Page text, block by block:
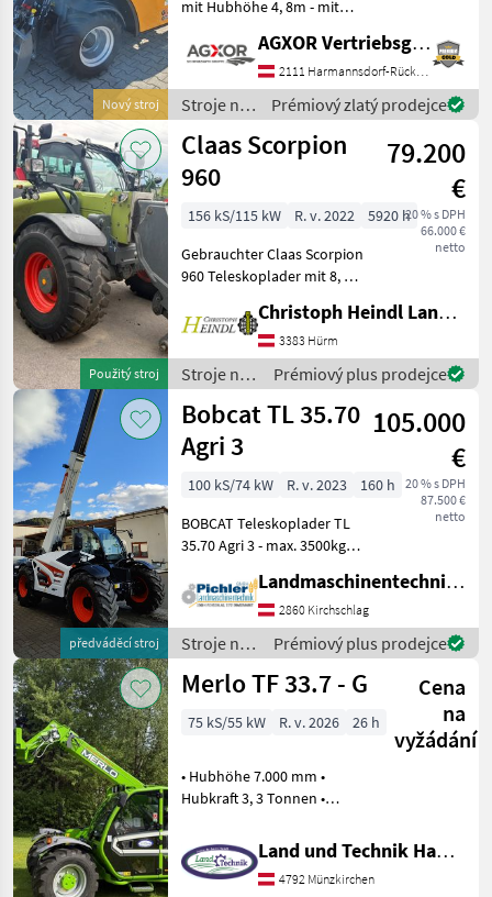
Nový stroj
mit Hubhöhe 4, 8m - mit
Zusatzgewicht ca.1.600kg
mit Zusatzgewicht ca.
1.900kg - mit Motorentyp
Kubota D1803 CR (3 Zyli
AGXOR Vertriebsgesellschaft Ost GmbH
2111 Harmannsdorf-Rückersdorf
Stroje na
stavbu /
Giant
Prémiový zlatý prodejce
Použitý stroj
Claas Scorpion
960
79.200
€
20 % s DPH
66.000 €
netto
156 kS/115 kW R. v. 2022
5920 h
Gebrauchter Claas Scorpion
960 Teleskoplader mit 8, 79
kg Hubkraft Frisch serviciert
- Top gewartet! - CLAAS
Werkzeugträger,
hydraulisch
Christoph Heindl Landtechnik GmbH, Inning
3383 Hürm
Stroje na
stavbu /
Claas
Prémiový plus prodejce
předváděcí stroj
Bobcat TL 35.70
Agri 3
105.000
€
20 % s DPH
87.500 €
netto
100 kS/74 kW R. v. 2023
160 h
BOBCAT Teleskoplader TL
35.70 Agri 3 - max. 3500kg
Hubhöhe - BOBCAT / D34 /
Stage V / 100PS • Paket
AGRI3 • Traktorzulassung •
Getriebe
Landmaschinentechnik Pichler GmbH
2860 Kirchschlag
Stroje na
stavbu /
Bobcat
Prémiový plus prodejce
Merlo TF 33.7 - G
Cena
na
vyžádání
75 kS/55 kW R. v. 2026 26 h
• Hubhöhe 7.000 mm •
Hubkraft 3, 3 Tonnen •
4 Zylinder Kohler Motor mit
75 PS • hydr. Umkehrlüfter •
hydrostatischer
Land und Technik HandelsgesmbH
4792 Münzkirchen